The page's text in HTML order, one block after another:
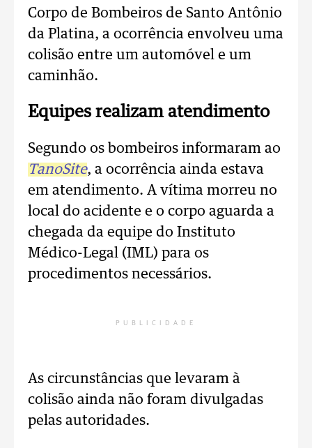
Corpo de Bombeiros de Santo Antônio
da Platina, a ocorrência envolveu uma
colisão entre um automóvel e um
caminhão.
Equipes realizam atendimento
Segundo os bombeiros informaram ao
TanoSite, a ocorrência ainda estava
em atendimento. A vítima morreu no
local do acidente e o corpo aguarda a
chegada da equipe do Instituto
Médico-Legal (IML) para os
procedimentos necessários.
PUBLICIDADE
As circunstâncias que levaram à
colisão ainda não foram divulgadas
pelas autoridades.